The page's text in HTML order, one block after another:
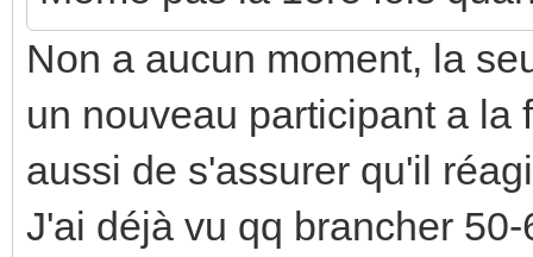
Non a aucun moment, la
un nouveau participant a la
aussi de s'assurer qu'il
J'ai déjà vu qq brancher